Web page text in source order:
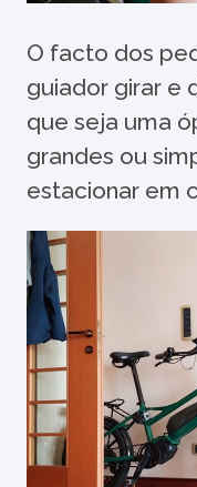
O facto dos
guiador girar e
que seja uma
grandes ou
estacionar em